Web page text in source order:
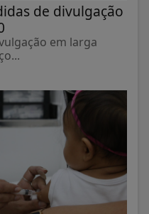
de divulgação
em larga